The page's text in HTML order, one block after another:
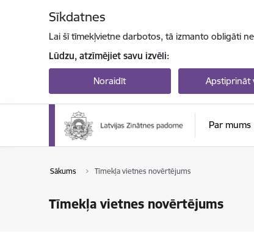
Sīkdatnes
Lai šī tīmekļvietne darbotos, tā izmanto obligāti
Lūdzu, atzīmējiet savu izvēli:
Noraidīt Apstiprināt
Par mums
Sākums Tīmekļa vietnes novērtējums
Tīmekļa vietnes novērtējums